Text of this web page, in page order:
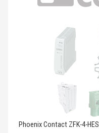
Phoenix Contact ZFK-4-HESI